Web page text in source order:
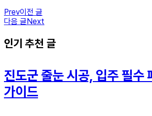
Prev이전 글
다음 글Next
인기 추천 글
진도군 줄눈 시공, 입주 필수
가이드